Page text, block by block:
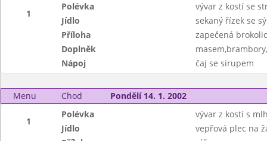
1
Polévka
vývar z kostí se
Jídlo
sekaný řízek se
Příloha
zapečená
Doplněk
Nápoj
čaj se sirupem
Menu Chod Pondělí 14. 1. 2002
1
Polévka
vývar z kostí s
Jídlo
vepřová plec na